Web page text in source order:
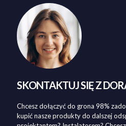
SKONTAKTUJ SIĘ Z
Chcesz dołączyć do grona 98%
kupić nasze produkty do dalszej